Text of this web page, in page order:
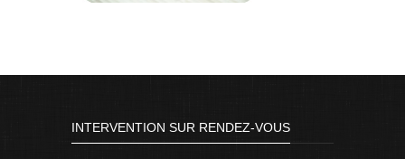
INTERVENTION SUR RENDEZ-VOUS